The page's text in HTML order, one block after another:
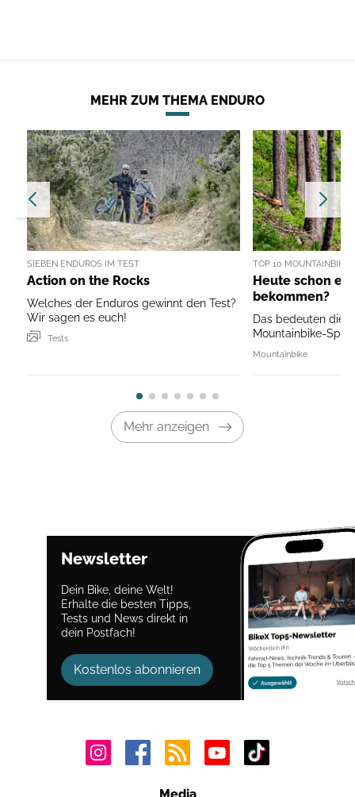
MEHR ZUM THEMA ENDURO
SIEBEN ENDUROS IM TEST
Action on the Rocks
Welches der Enduros gewinnt den Test?
Wir sagen es euch!
Tests
TOP 10
Heute schon
bekommen?
Das bedeuten die
Mountainbike-
Mountainbike
Mehr anzeigen
Newsletter
Dein Bike, deine Welt!
Erhalte die besten Tipps,
Tests und News direkt in
dein Postfach!
Kostenlos abonnieren
Media